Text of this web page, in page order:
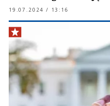
19.07.2024 / 13:16